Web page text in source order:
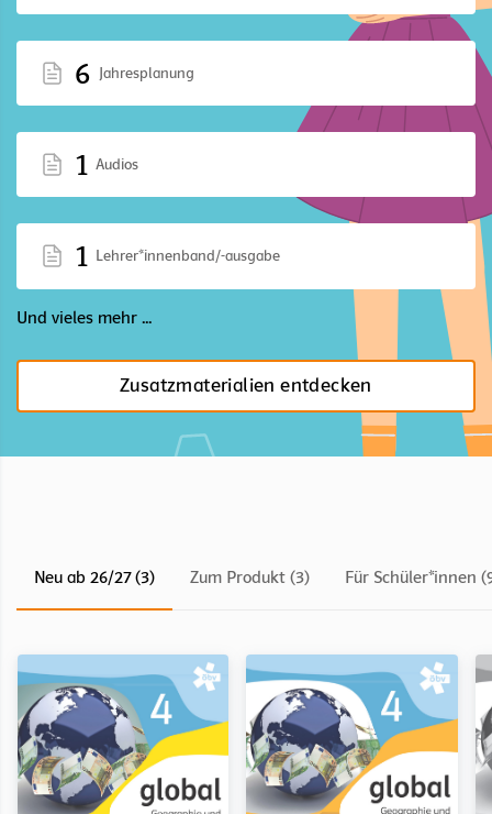
6 Jahresplanung
1 Audios
1 Lehrer*innenband/-ausgabe
Und vieles mehr ...
Zusatzmaterialien entdecken
Neu ab 26/27 (3) Zum Produkt (3) Für Schüler*innen